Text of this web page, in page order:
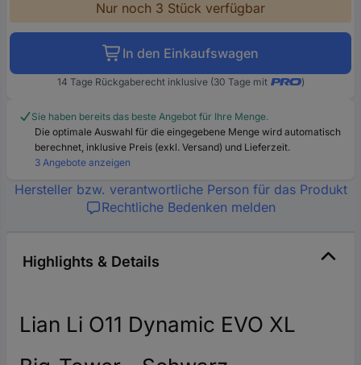
Nur noch 3 Stück verfügbar
In den Einkaufswagen
14 Tage Rückgaberecht inklusive (30 Tage mit )
Sie haben bereits das beste Angebot für Ihre Menge.
Die optimale Auswahl für die eingegebene Menge wird automatisch
berechnet, inklusive Preis (exkl. Versand) und Lieferzeit.
3 Angebote anzeigen
Hersteller bzw. verantwortliche Person für das Produkt
Rechtliche Bedenken melden
Highlights & Details
Lian Li O11 Dynamic EVO XL